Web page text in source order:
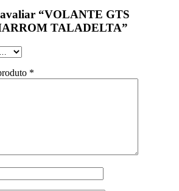
“VOLANTE GTS
TALADELTA”
*